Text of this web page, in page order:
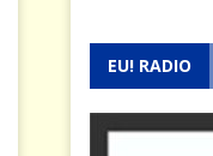
EU! RADIO